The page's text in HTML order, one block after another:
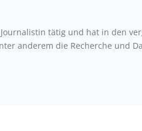
tätig und hat in den
anderem die Recherche und